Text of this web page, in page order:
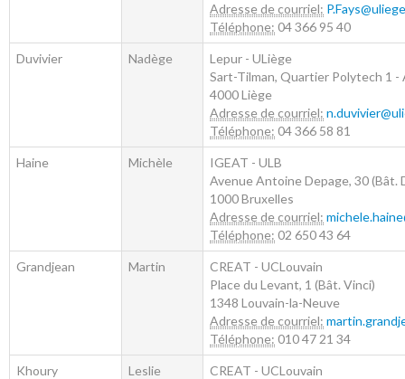
Adresse de courriel:
Téléphone: 04 366 95 40
Duvivier Nadège
Lepur - ULiège
Sart-Tilman, Quartier Polytech 1 -
4000Liège
Adresse de courriel:
Téléphone: 04 366 58 81
Haine Michèle
IGEAT - ULB
Avenue Antoine Depage, 30 (Bât.
1000Bruxelles
Adresse de courriel:
Téléphone: 02 650 43 64
Grandjean Martin
CREAT - UCLouvain
Place du Levant, 1 (Bât. Vinci)
1348 Louvain-la-Neuve
Adresse de courriel:
Téléphone: 010 47 21 34
Khoury Leslie
CREAT - UCLouvain